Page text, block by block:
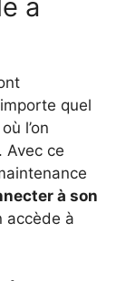
à
quel
l’on
Avec ce
à son
accède à